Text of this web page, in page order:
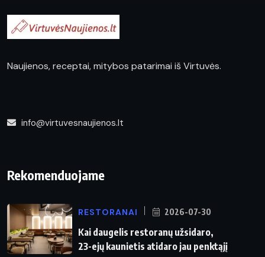
Naujienos, receptai, mitybos patarimai iš Virtuvės.
info@virtuvesnaujienos.lt
Rekomenduojame
RESTORANAI 2026-07-30
Kai daugelis restoranų užsidaro,
23-ejų kaunietis atidaro jau penktąjį